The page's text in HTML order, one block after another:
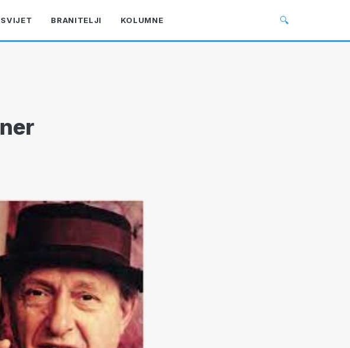
SVIJET BRANITELJI KOLUMNE 🔍